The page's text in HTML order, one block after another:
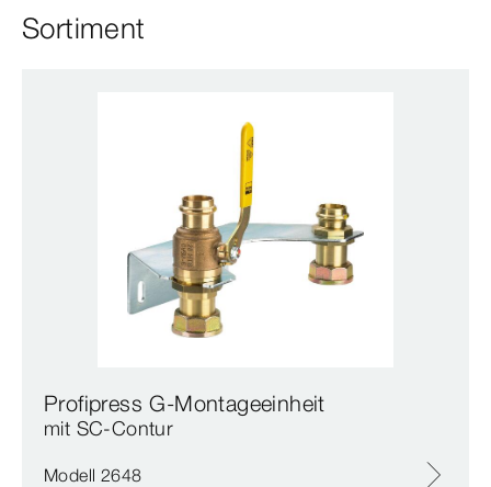
Sortiment
Profipress G-Montageeinheit
mit SC‑Contur
Modell 2648